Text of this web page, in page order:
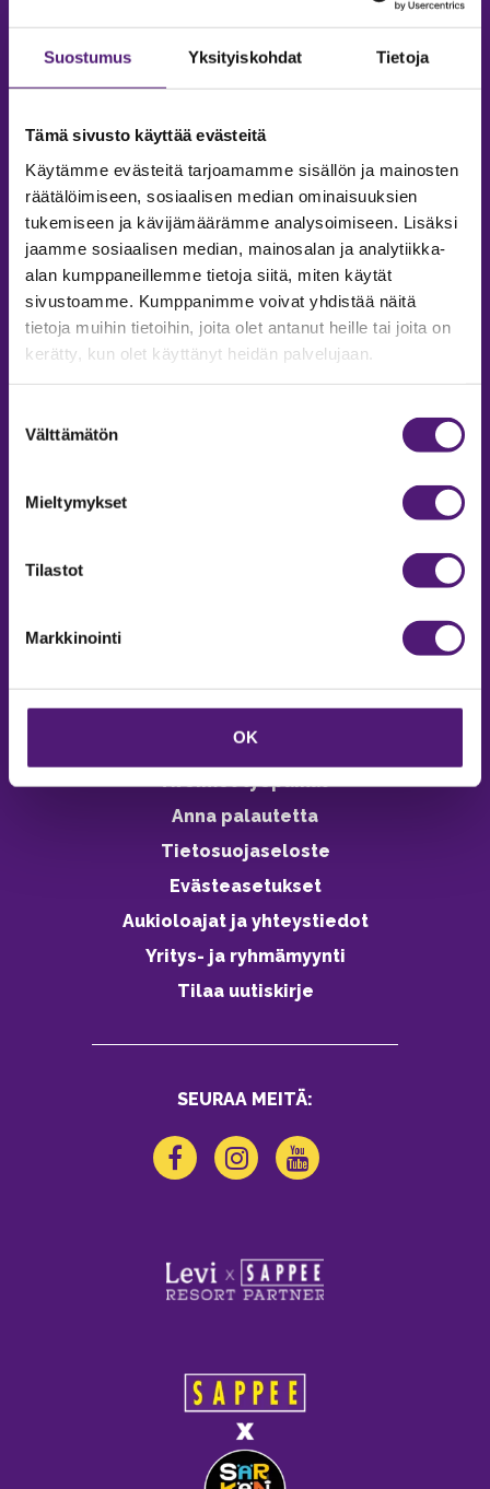
Suostumus Yksityiskohdat Tietoja
Tämä sivusto käyttää evästeitä
Käytämme evästeitä tarjoamamme sisällön ja mainosten
räätälöimiseen, sosiaalisen median ominaisuuksien
tukemiseen ja kävijämäärämme analysoimiseen. Lisäksi
jaamme sosiaalisen median, mainosalan ja analytiikka-
alan kumppaneillemme tietoja siitä, miten käytät
sivustoamme. Kumppanimme voivat yhdistää näitä
tietoja muihin tietoihin, joita olet antanut heille tai joita on
kerätty, kun olet käyttänyt heidän palvelujaan.
valinta
Välttämätön
Mieltymykset
Tilastot
Markkinointi
OK
MAJOITUS
Vastuullisuus
Ympäristöohjelma
Avoimet työpaikat
Anna palautetta
Tietosuojaseloste
Evästeasetukset
Aukioloajat ja yhteystiedot
Yritys- ja ryhmämyynti
Tilaa uutiskirje
SEURAA MEITÄ: